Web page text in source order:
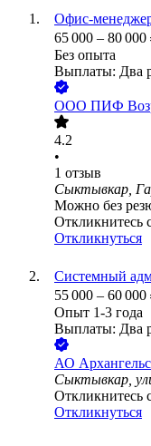
Офис-
65 000 – 80 000
Без опыта
Выплаты: Два
ООО ПИФ
4.2
•
1 отзыв
Сыктывкар,
Можно без
Откликнитесь
Откликнуться
Системный
55 000 – 60 000
Опыт 1-3 года
Выплаты: Два
АО
Сыктывкар,
Откликнитесь
Откликнуться